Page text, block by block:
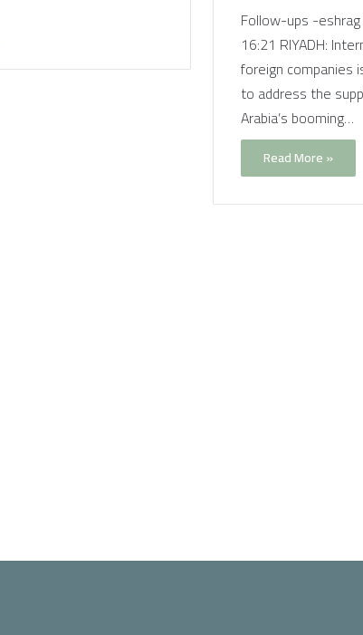
Follow-ups -
16:21 RIYADH:
foreign companies
to address the
Arabia’s booming…
Read More »